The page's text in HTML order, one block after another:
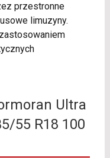
przestronne
limuzyny.
Ultra
55 R18 100